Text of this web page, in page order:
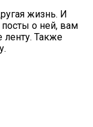
жизнь. И
о ней, вам
ленту. Также